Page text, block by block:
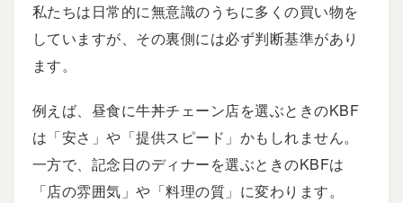
私たちは日常的に無意識のうちに多くの買い物を
していますが、その裏側には必ず判断基準があり
ます。
例えば、昼食に牛丼チェーン店を選ぶときのKBF
は「安さ」や「提供スピード」かもしれません。
一方で、記念日のディナーを選ぶときのKBFは
「店の雰囲気」や「料理の質」に変わります。